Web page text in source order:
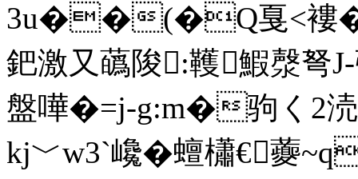
3u��(�Q戛<褸
鈀激又蘤陖:韄鰕漀
盤嘩 �=j-g:m�驹く2
kj﹀w3`巉�蟺櫹€虁